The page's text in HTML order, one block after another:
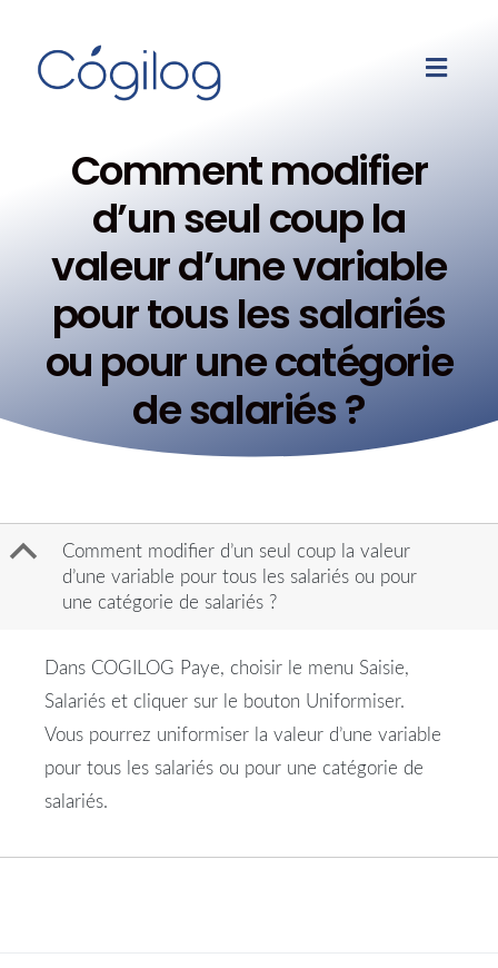
Comment modifier
d’un seul coup la
valeur d’une variable
pour tous les salariés
ou pour une catégorie
de salariés ?
B
Comment modifier d’un seul coup la valeur
d’une variable pour tous les salariés ou pour
une catégorie de salariés ?
Dans COGILOG Paye, choisir le menu Saisie,
Salariés et cliquer sur le bouton Uniformiser.
Vous pourrez uniformiser la valeur d’une variable
pour tous les salariés ou pour une catégorie de
salariés.